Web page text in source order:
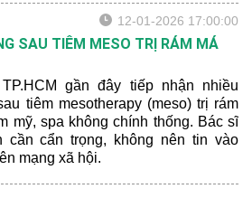
12-01-2026 17:00:00
SAU TIÊM MESO TRỊ RÁM MÁ
gần đây tiếp nhận nhiều
tiêm mesotherapy (meso) trị rám
mỹ, spa không chính thống. Bác sĩ
cần cẩn trọng, không nên tin vào
mạng xã hội.